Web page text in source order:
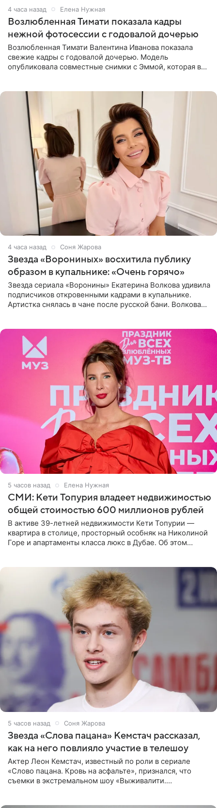
4 часа назад Елена Нужная
Возлюбленная Тимати показала кадры
нежной фотосессии с годовалой дочерью
Возлюбленная Тимати Валентина Иванова показала
свежие кадры с годовалой дочерью. Модель
опубликовала совместные снимки с Эммой, которая в
4 часа назад Соня Жарова
Звезда «Ворониных» восхитила публику
образом в купальнике: «Очень горячо»
Звезда сериала «Воронины» Екатерина Волкова удивила
подписчиков откровенными кадрами в купальнике.
Артистка снялась в чане после русской бани. Волкова
5 часов назад Елена Нужная
СМИ: Кети Топурия владеет недвижимостью
общей стоимостью 600 миллионов рублей
В активе 39-летней недвижимости Кети Топурии —
квартира в столице, просторный особняк на Николиной
Горе и апартаменты класса люкс в Дубае. Об этом
5 часов назад Соня Жарова
Звезда «Слова пацана» Кемстач рассказал,
как на него повлияло участие в телешоу
Актер Леон Кемстач, известный по роли в сериале
«Слово пацана. Кровь на асфальте», признался, что
съемки в экстремальном шоу «Выживалити.